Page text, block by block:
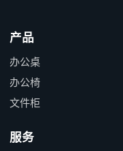
产品
办公桌
办公椅
文件柜
服务